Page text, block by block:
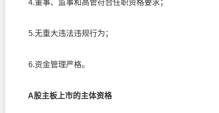
4.董事、监事和高管符合任职资格要求；
5.无重大违法违规行为；
6.资金管理严格。
A股主板上市的主体资格